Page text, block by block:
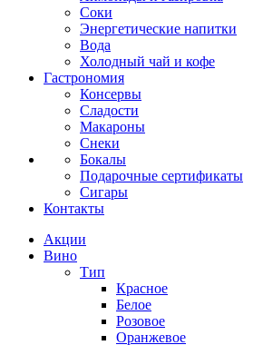
Соки
Энергетические напитки
Вода
Холодный чай и кофе
Гастрономия
Консервы
Сладости
Макароны
Снеки
Бокалы
Подарочные сертификаты
Сигары
Контакты
Акции
Вино
Тип
Красное
Белое
Розовое
Оранжевое